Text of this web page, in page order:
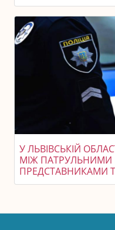
У ЛЬВІВСЬКІЙ
МІЖ
ПРЕДСТАВНИКАМИ